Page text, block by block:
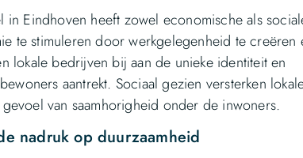
Eindhoven heeft zowel economische als
te stimuleren door werkgelegenheid te creëren
lokale bedrijven bij aan de unieke identiteit en
aantrekt. Sociaal gezien versterken
van saamhorigheid onder de inwoners.
nadruk op duurzaamheid